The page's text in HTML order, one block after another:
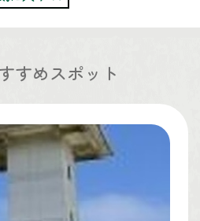
すめスポット